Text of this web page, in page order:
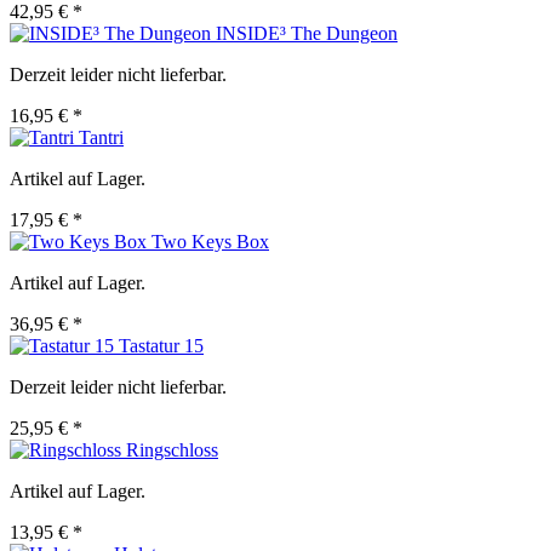
42,95 € *
INSIDE³ The Dungeon
Derzeit leider nicht lieferbar.
16,95 € *
Tantri
Artikel auf Lager.
17,95 € *
Two Keys Box
Artikel auf Lager.
36,95 € *
Tastatur 15
Derzeit leider nicht lieferbar.
25,95 € *
Ringschloss
Artikel auf Lager.
13,95 € *